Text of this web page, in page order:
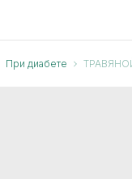
При диабете